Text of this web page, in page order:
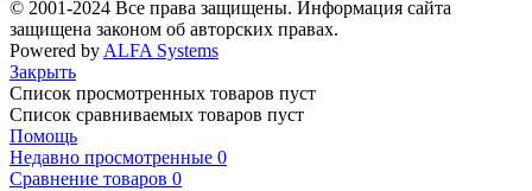
© 2001-2024 Все права защищены. Информация сайта
защищена законом об авторских правах.
Powered by ALFA Systems
Закрыть
Список просмотренных товаров пуст
Список сравниваемых товаров пуст
Помощь
Недавно просмотренные 0
Сравнение товаров 0